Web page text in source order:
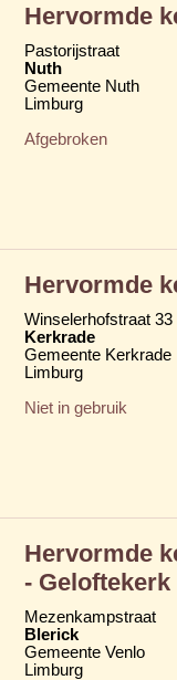
Hervormde
Pastorijstraat
Nuth
Gemeente Nuth
Limburg
Afgebroken
Hervormde
Winselerhofstraat 33
Kerkrade
Gemeente Kerkrade
Limburg
Niet in gebruik
Hervormde
- Geloftekerk
Mezenkampstraat
Blerick
Gemeente Venlo
Limburg